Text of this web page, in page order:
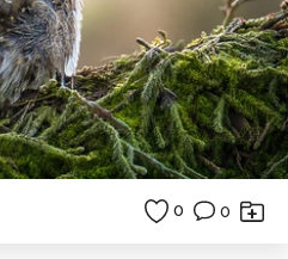
0 0